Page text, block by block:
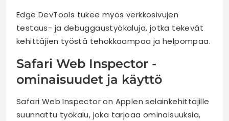
Edge DevTools tukee myös verkkosivujen
testaus- ja debuggaustyökaluja, jotka tekevät
kehittäjien työstä tehokkaampaa ja helpompaa.
Safari Web Inspector -
ominaisuudet ja käyttö
Safari Web Inspector on Applen selainkehittäjille
suunnattu työkalu, joka tarjoaa ominaisuuksia,